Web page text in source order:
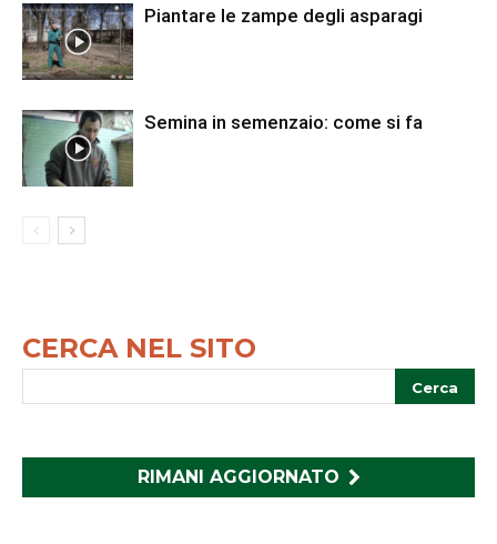
Piantare le zampe degli asparagi
Semina in semenzaio: come si fa
CERCA NEL SITO
RIMANI AGGIORNATO